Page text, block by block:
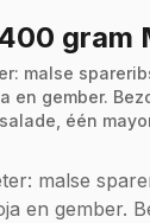
gram
malse
en gember.
één
malse
en gember.